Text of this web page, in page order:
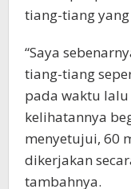
tiang-tiang
“Saya
tiang-tiang
pada waktu
kelihatannya
menyetujui, 60
dikerjakan
tambahnya.